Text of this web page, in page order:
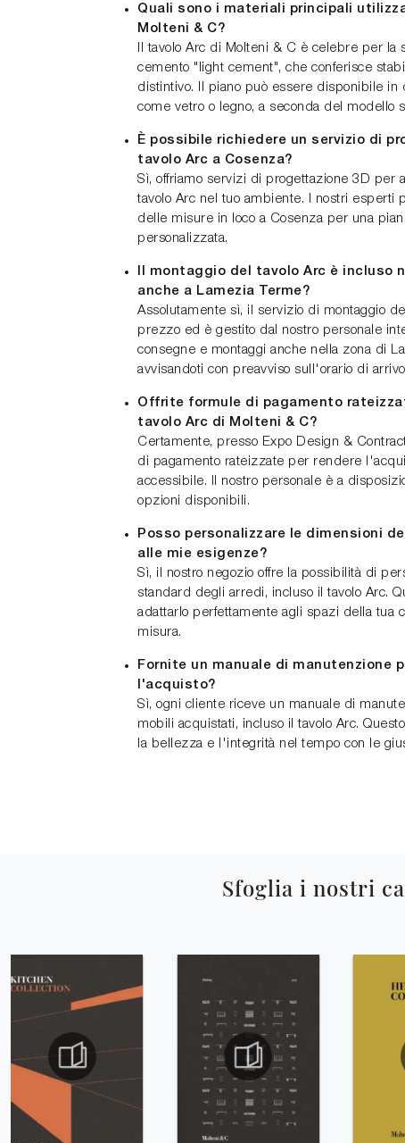
Quali sono i materiali principali
Molteni & C?
Il tavolo Arc di Molteni & C è celebre per la
cemento "light cement", che conferisce
distintivo. Il piano può essere disponibile in
come vetro o legno, a seconda del modello
È possibile richiedere un servizio di
tavolo Arc a Cosenza?
Sì, offriamo servizi di progettazione 3D per
tavolo Arc nel tuo ambiente. I nostri esperti
delle misure in loco a Cosenza per una
personalizzata.
Il montaggio del tavolo Arc è incluso
anche a Lamezia Terme?
Assolutamente sì, il servizio di montaggio
prezzo ed è gestito dal nostro personale
consegne e montaggi anche nella zona di
avvisandoti con preavviso sull'orario di
Offrite formule di pagamento
tavolo Arc di Molteni & C?
Certamente, presso Expo Design &
di pagamento rateizzate per rendere
accessibile. Il nostro personale è a
opzioni disponibili.
Posso personalizzare le dimensioni
alle mie esigenze?
Sì, il nostro negozio offre la possibilità di
standard degli arredi, incluso il tavolo Arc.
adattarlo perfettamente agli spazi della tua
misura.
Fornite un manuale di manutenzione
l'acquisto?
Sì, ogni cliente riceve un manuale di
mobili acquistati, incluso il tavolo Arc.
la bellezza e l'integrità nel tempo con le
Sfoglia i nostri